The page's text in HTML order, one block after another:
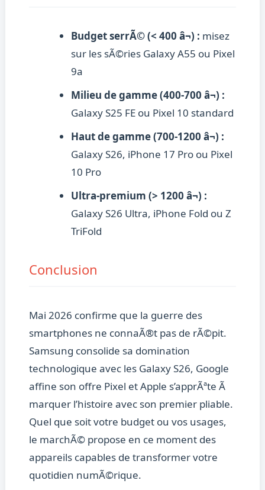
Budget serrÃ© (< 400 â¬) : misez
sur les sÃ©ries Galaxy A55 ou Pixel
9a
Milieu de gamme (400-700 â¬) :
Galaxy S25 FE ou Pixel 10 standard
Haut de gamme (700-1200 â¬) :
Galaxy S26, iPhone 17 Pro ou Pixel
10 Pro
Ultra-premium (> 1200 â¬) :
Galaxy S26 Ultra, iPhone Fold ou Z
TriFold
Conclusion
Mai 2026 confirme que la guerre des
smartphones ne connaÃ®t pas de rÃ©pit.
Samsung consolide sa domination
technologique avec les Galaxy S26, Google
affine son offre Pixel et Apple s’apprÃªte Ã
marquer l’histoire avec son premier pliable.
Quel que soit votre budget ou vos usages,
le marchÃ© propose en ce moment des
appareils capables de transformer votre
quotidien numÃ©rique.